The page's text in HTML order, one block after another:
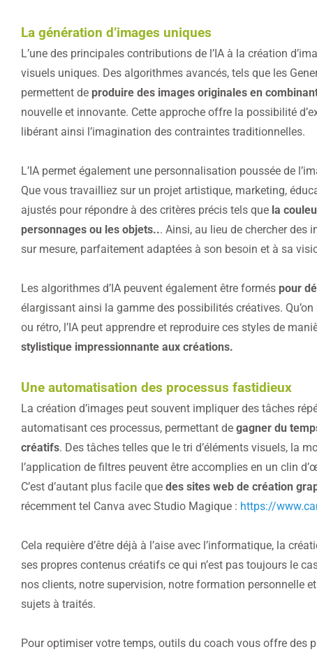
La génération d’images uniques
L’une des principales contributions de l’IA à la création
visuels uniques. Des algorithmes avancés, tels que les
permettent de produire des images originales en
nouvelle et innovante. Cette approche offre la possibilité
libérant ainsi l’imagination des contraintes traditionnelles.
L’IA permet également une personnalisation poussée de
Que vous travailliez sur un projet artistique, marketing,
ajustés pour répondre à des critères précis tels que la
personnages ou les objets... Ainsi, au lieu de chercher des
sur mesure, parfaitement adaptées à son besoin et à sa
Les algorithmes d’IA peuvent également être formés pour
élargissant ainsi la gamme des possibilités créatives.
ou rétro, l’IA peut apprendre et reproduire ces styles de
stylistique impressionnante aux créations.
Une automatisation des processus fastidieux
La création d’images peut souvent impliquer des tâches
automatisant ces processus, permettant de gagner du
créatifs. Des tâches telles que le tri d’éléments visuels, la
l’application de filtres peuvent être accomplies en un clin
C’est d’autant plus facile que des sites web de création
récemment tel Canva avec Studio Magique : https://
Cela requière d’être déjà à l’aise avec l’informatique, la
ses propres contenus créatifs ce qui n’est pas toujours le
nos clients, notre supervision, notre formation personnelle
sujets à traités.
Pour optimiser votre temps, outils du coach vous offre des